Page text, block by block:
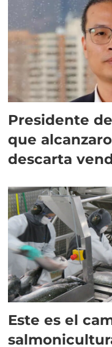
Presidente
que
descarta
Este es el